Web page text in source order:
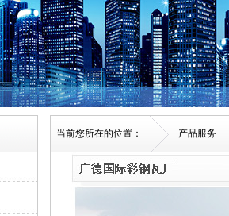
当前您所在的位置： 产品服务